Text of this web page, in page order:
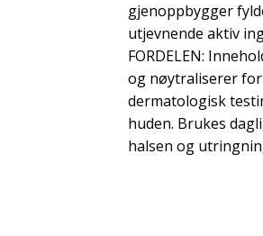
gjenoppbygger
utjevnende aktiv
FORDELEN:
og nøytraliserer
dermatologisk
huden. Brukes
halsen og